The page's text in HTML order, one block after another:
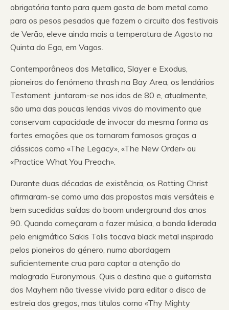
obrigatória tanto para quem gosta de bom metal como
para os pesos pesados que fazem o circuito dos festivais
de Verão, eleve ainda mais a temperatura de Agosto na
Quinta do Ega, em Vagos.
Contemporâneos dos Metallica, Slayer e Exodus,
pioneiros do fenómeno thrash na Bay Area, os lendários
Testament juntaram-se nos idos de 80 e, atualmente,
são uma das poucas lendas vivas do movimento que
conservam capacidade de invocar da mesma forma as
fortes emoções que os tornaram famosos graças a
clássicos como «The Legacy», «The New Order» ou
«Practice What You Preach».
Durante duas décadas de existência, os Rotting Christ
afirmaram-se como uma das propostas mais versáteis e
bem sucedidas saídas do boom underground dos anos
90. Quando começaram a fazer música, a banda liderada
pelo enigmático Sakis Tolis tocava black metal inspirado
pelos pioneiros do género, numa abordagem
suficientemente crua para captar a atenção do
malogrado Euronymous. Quis o destino que o guitarrista
dos Mayhem não tivesse vivido para editar o disco de
estreia dos gregos, mas títulos como «Thy Mighty